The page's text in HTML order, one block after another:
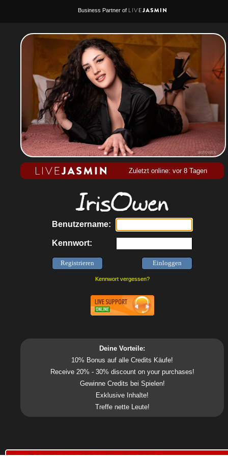
Business Partner of
Zuletzt online: vor 8 Tagen
Benutzername:
Kennwort:
Kennwort vergessen?
Deine Vorteile:
10% Bonus auf alle Credits Käufe!
Receive 20% - 30% discount on your purchases!
Gewinne Credits bei Spielen!
Exklusive Inhalte!
Treffe nette Leute!